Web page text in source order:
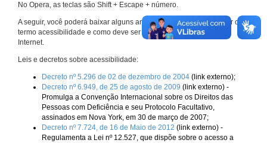
No Opera, as teclas são Shift + Escape + número.
A seguir, você poderá baixar alguns arquivos que explicam melhor o
termo acessibilidade e como deve ser implementado nos sites da
Internet.
Leis e decretos sobre acessibilidade:
Decreto nº 5.296 de 02 de dezembro de 2004 (link externo);
Decreto nº 6.949, de 25 de agosto de 2009 (link externo) -
Promulga a Convenção Internacional sobre os Direitos das
Pessoas com Deficiência e seu Protocolo Facultativo,
assinados em Nova York, em 30 de março de 2007;
Decreto nº 7.724, de 16 de Maio de 2012 (link externo) -
Regulamenta a Lei nº 12.527, que dispõe sobre o acesso a